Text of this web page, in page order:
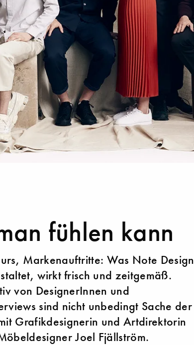
fühlen kann
Markenauftritte: Was Note Design
wirkt frisch und zeitgemäß.
von DesignerInnen und
sind nicht unbedingt Sache der
Grafikdesignerin und Artdirektorin
Joel Fjällström.